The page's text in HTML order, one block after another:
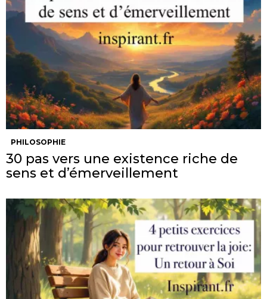
PHILOSOPHIE
30 pas vers une existence riche de
sens et d’émerveillement